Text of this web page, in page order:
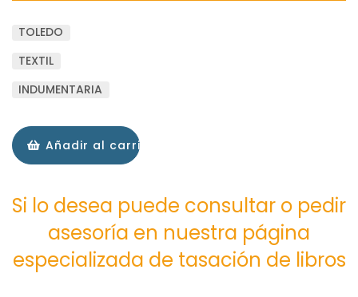
TOLEDO
TEXTIL
INDUMENTARIA
Añadir al carrito
Si lo desea puede consultar o pedir
asesoría en nuestra página
especializada de tasación de libros